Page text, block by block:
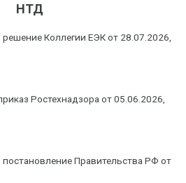
НТД
Коллегии ЕЭК от 28.07.2026,
Ростехнадзора от 05.06.2026,
постановление Правительства РФ от